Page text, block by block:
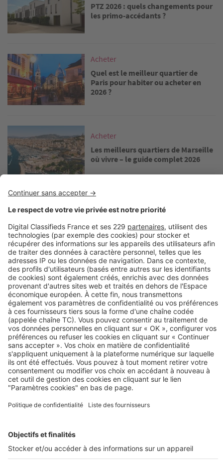
PTZ 2026 : quels changements pour
les primo-accédants ?
Image
Acheter
Quel est le meilleur quartier de
Paris pour habiter ou acheter en
2026 ?
Acheter
Les meilleurs quartiers de Marseille
où vivre – le guide complet 2026
Vivre à Bordeaux : dans quel
quartier acheter dans la cité
girondine ?
Découvrez nos annonces
Acheter dans l'immobilier neuf
Immobilier neuf Acheter un appartement neuf
Loi Pinel Programme neuf Paris
Logement neuf Lyon Investir à Strasbourg
Appartement neuf Marseille